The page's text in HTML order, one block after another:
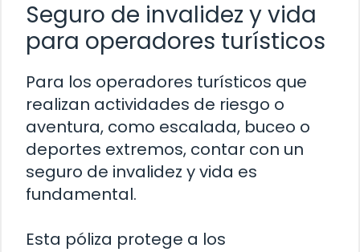
Seguro de invalidez y vida
para operadores turísticos
Para los operadores turísticos que
realizan actividades de riesgo o
aventura, como escalada, buceo o
deportes extremos, contar con un
seguro de invalidez y vida es
fundamental.
Esta póliza protege a los